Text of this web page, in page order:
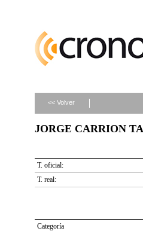
<< Volver
JORGE CARRION
T. oficial:
T. real:
Categoría